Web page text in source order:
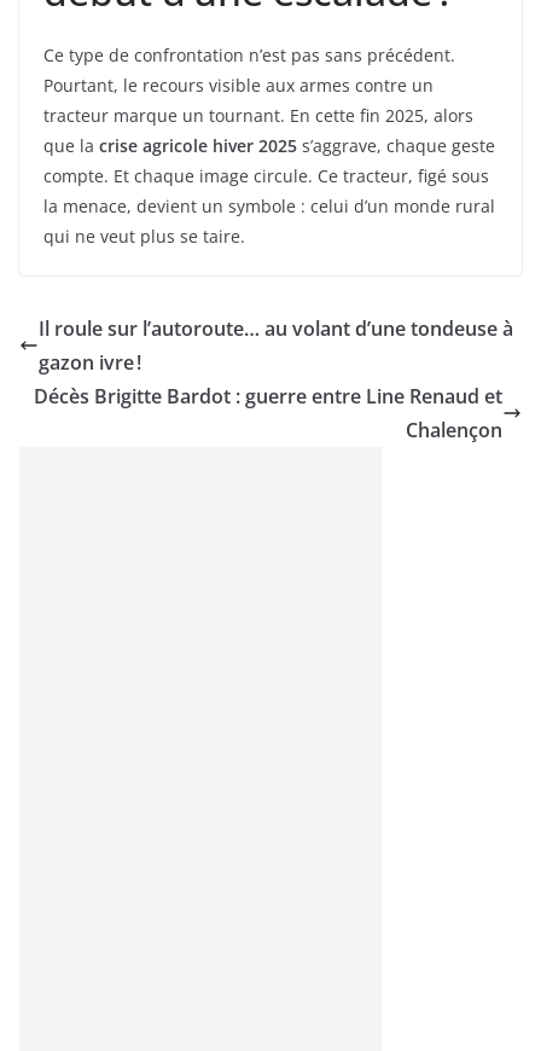
Ce type de confrontation n’est pas sans précédent.
Pourtant, le recours visible aux armes contre un
tracteur marque un tournant. En cette fin 2025, alors
que la crise agricole hiver 2025 s’aggrave, chaque geste
compte. Et chaque image circule. Ce tracteur, figé sous
la menace, devient un symbole : celui d’un monde rural
qui ne veut plus se taire.
Il roule sur l’autoroute… au volant d’une tondeuse à
gazon ivre !
Décès Brigitte Bardot : guerre entre Line Renaud et
Chalençon